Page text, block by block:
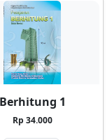
Berhitung 1
Rp 34.000